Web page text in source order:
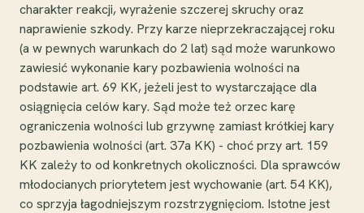
charakter reakcji, wyrażenie szczerej skruchy oraz
naprawienie szkody. Przy karze nieprzekraczającej roku
(a w pewnych warunkach do 2 lat) sąd może warunkowo
zawiesić wykonanie kary pozbawienia wolności na
podstawie art. 69 KK, jeżeli jest to wystarczające dla
osiągnięcia celów kary. Sąd może też orzec karę
ograniczenia wolności lub grzywnę zamiast krótkiej kary
pozbawienia wolności (art. 37a KK) - choć przy art. 159
KK zależy to od konkretnych okoliczności. Dla sprawców
młodocianych priorytetem jest wychowanie (art. 54 KK),
co sprzyja łagodniejszym rozstrzygnięciom. Istotne jest